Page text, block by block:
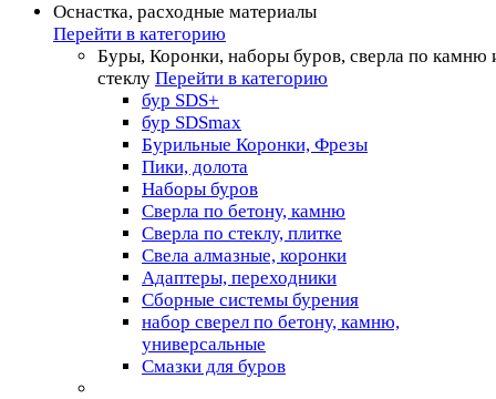
Оснастка, расходные материалы
Перейти в категорию
Буры, Коронки, наборы буров, сверла по камню
стеклу Перейти в категорию
бур SDS+
бур SDSmax
Бурильные Коронки, Фрезы
Пики, долота
Наборы буров
Сверла по бетону, камню
Сверла по стеклу, плитке
Свела алмазные, коронки
Адаптеры, переходники
Сборные системы бурения
набор сверел по бетону, камню,
универсальные
Смазки для буров